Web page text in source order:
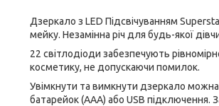
Дзеркало з LED Підсвічуванням
мейку. Незамінна річ для будь-якої
22 світлодіоди забезпечують
косметику, не допускаючи помилок.
Увімкнути та вимкнути дзеркало
батарейок (ААА) або USB підключення.